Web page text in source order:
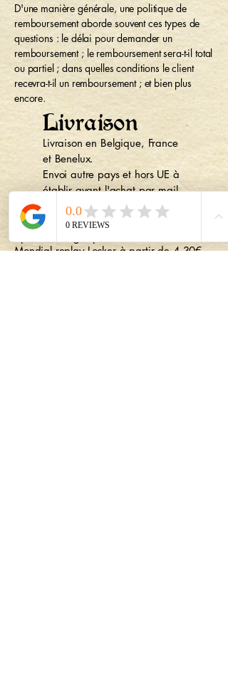
D'une manière générale, une politique de
remboursement aborde souvent ces types de
questions : le délai pour demander un
remboursement ; le remboursement sera-t-il total
ou partiel ; dans quelles conditions le client
recevra-t-il un remboursement ; et bien plus
encore.
Livraison
Livraison en Belgique, France
et Benelux.
Envoi autre pays et hors UE à
établir avant l'achat par mail.
Belgique
Mondial replay Locker à partir de 4,30€